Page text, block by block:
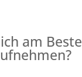
am